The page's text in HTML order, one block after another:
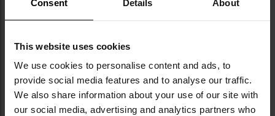
Consent Details About
This website uses cookies
We use cookies to personalise content and ads, to
provide social media features and to analyse our traffic.
We also share information about your use of our site with
our social media, advertising and analytics partners who
ТЕХНІЧНІ ДАНІ
Докладніше
EAN
5906526060434
Виробник
Piran